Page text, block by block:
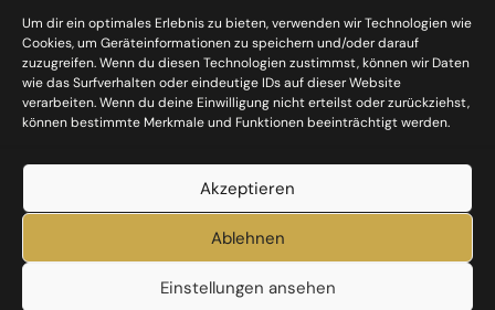
Um dir ein optimales Erlebnis zu bieten, verwenden wir Technologien wie
Cookies, um Geräteinformationen zu speichern und/oder darauf
zuzugreifen. Wenn du diesen Technologien zustimmst, können wir Daten
wie das Surfverhalten oder eindeutige IDs auf dieser Website
verarbeiten. Wenn du deine Einwilligung nicht erteilst oder zurückziehst,
können bestimmte Merkmale und Funktionen beeinträchtigt werden.
Akzeptieren
Ablehnen
Einstellungen ansehen